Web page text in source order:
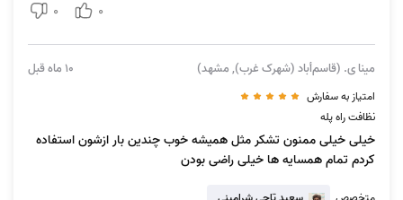
نظافت پله‌ها و راهروها
نظافت پاگردها
دستمال‌کشی قرنیزها
پاک کردن نرده‌ها
دستمال‌کشی دیواره‌های راه پله
شستشوی درب و کابین آسانسور
0
0
مینا ی. (قاسم‌أباد (شهرک غرب), مشهد) 10 ماه قبل
امتیاز به سفارش
نظافت راه‌ پله
خیلی خیلی ممنون تشکر مثل همیشه خوب چندین بار ازشون استفاده
کردم تمام همسایه ها خیلی راضی بودن